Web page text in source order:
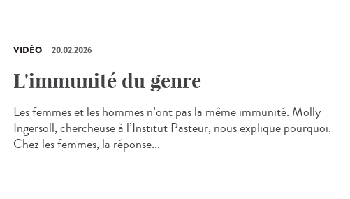
VIDÉO 20.02.2026
L'immunité du genre
Les femmes et les hommes n’ont pas la même immunité. Molly
Ingersoll, chercheuse à l’Institut Pasteur, nous explique pourquoi.
Chez les femmes, la réponse...